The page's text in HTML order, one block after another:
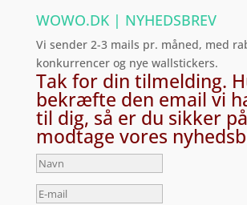
WOWO.DK | NYHEDSBREV
Vi sender 2-3 mails pr. måned, med
konkurrencer og nye wallstickers.
Tak for din tilmelding.
bekræfte den email vi
til dig, så er du sikker
modtage vores